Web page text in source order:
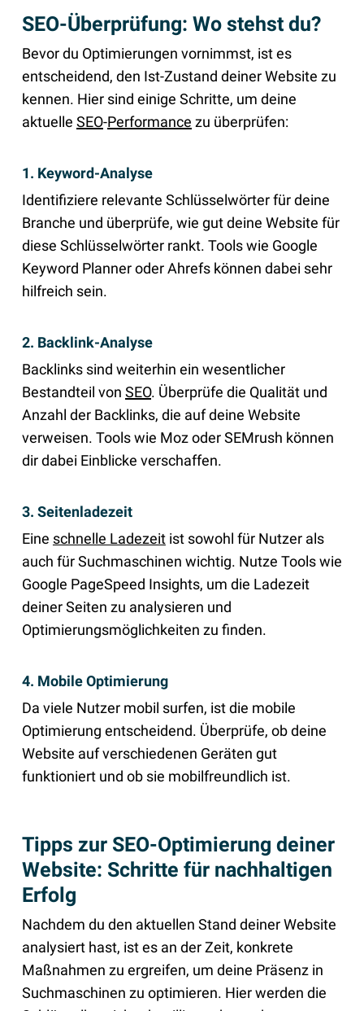
SEO-Überprüfung: Wo stehst du?
Bevor du Optimierungen vornimmst, ist es
entscheidend, den Ist-Zustand deiner Website zu
kennen. Hier sind einige Schritte, um deine
aktuelle SEO-Performance zu überprüfen:
1. Keyword-Analyse
Identifiziere relevante Schlüsselwörter für deine
Branche und überprüfe, wie gut deine Website für
diese Schlüsselwörter rankt. Tools wie Google
Keyword Planner oder Ahrefs können dabei sehr
hilfreich sein.
2. Backlink-Analyse
Backlinks sind weiterhin ein wesentlicher
Bestandteil von SEO. Überprüfe die Qualität und
Anzahl der Backlinks, die auf deine Website
verweisen. Tools wie Moz oder SEMrush können
dir dabei Einblicke verschaffen.
3. Seitenladezeit
Eine schnelle Ladezeitist sowohl für Nutzer als
auch für Suchmaschinen wichtig. Nutze Tools wie
Google PageSpeed Insights, um die Ladezeit
deiner Seiten zu analysieren und
Optimierungsmöglichkeiten zu finden.
4. Mobile Optimierung
Da viele Nutzer mobil surfen, ist die mobile
Optimierung entscheidend. Überprüfe, ob deine
Website auf verschiedenen Geräten gut
funktioniert und ob sie mobilfreundlich ist.
Tipps zur SEO-Optimierung deiner
Website: Schritte für nachhaltigen
Erfolg
Nachdem du den aktuellen Stand deiner Website
analysiert hast, ist es an der Zeit, konkrete
Maßnahmen zu ergreifen, um deine Präsenz in
Suchmaschinen zu optimieren. Hier werden die